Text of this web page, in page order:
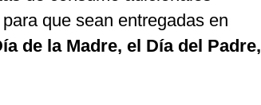
que sean entregadas en
de la Madre, el Día del Padre,